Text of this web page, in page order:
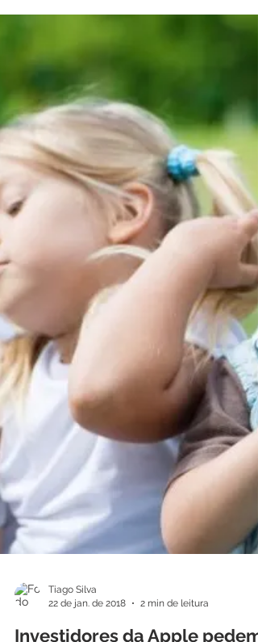
recuperação de informações
nas pessoas com demência
O International Longevity Center - UK (ILC-UK),
com o apoio da Fundação Utley, criou uma
Comissão sobre Demência e Música. A
Comissão...